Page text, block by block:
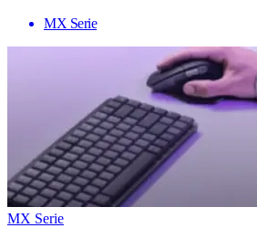
MX Serie
MX Serie